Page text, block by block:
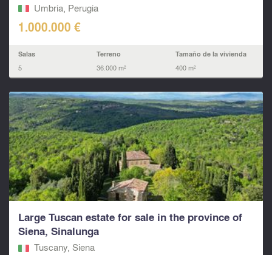
Umbria, Perugia
1.000.000 €
Salas
5
Terreno
36.000 m²
Tamaño de la vivienda
400 m²
Large Tuscan estate for sale in the province of
Siena, Sinalunga
Tuscany, Siena